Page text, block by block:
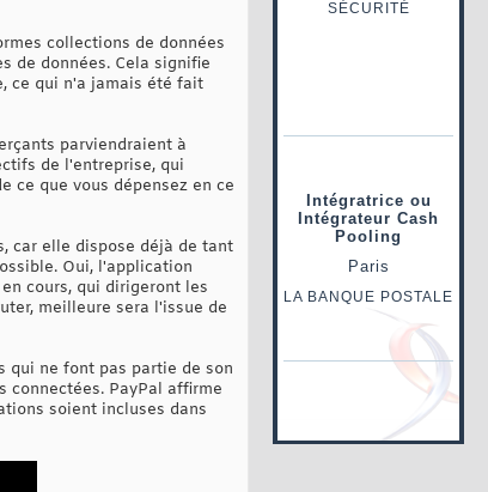
collections de données
de données. Cela signifie
ce qui n'a jamais été fait
parviendraient à
de l'entreprise, qui
ce que vous dépensez en ce
car elle dispose déjà de tant
Oui, l'application
cours, qui dirigeront les
meilleure sera l'issue de
qui ne font pas partie de son
PayPal affirme
soient incluses dans